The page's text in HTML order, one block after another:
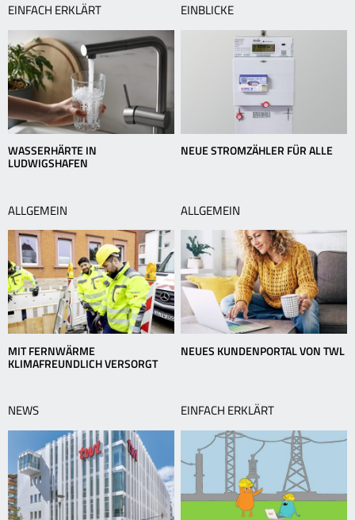
EINFACH ERKLÄRT
WASSERHÄRTE IN
LUDWIGSHAFEN
EINBLICKE
NEUE STROMZÄHLER FÜR ALLE
ALLGEMEIN
MIT FERNWÄRME
KLIMAFREUNDLICH VERSORGT
ALLGEMEIN
NEUES KUNDENPORTAL VON TWL
NEWS EINFACH ERKLÄRT